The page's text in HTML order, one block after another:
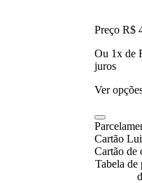
Preço R$
Ou 1x de
juros
Ver
Cartão
Cartão de
Tabela de